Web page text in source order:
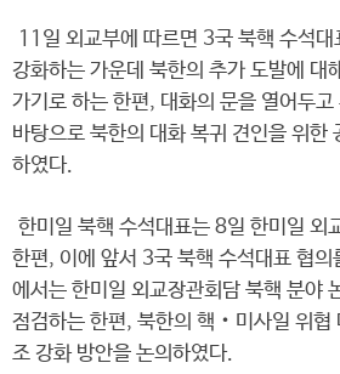
11일 외교부에 따르면 3국 북핵 수석
강화하는 가운데 북한의 추가 도발에 대
가기로 하는 한편, 대화의 문을 열어두
바탕으로 북한의 대화 복귀 견인을 위한
하였다.
한미일 북핵 수석대표는 8일 한미일 외
한편, 이에 앞서 3국 북핵 수석대표 협의
에서는 한미일 외교장관회담 북핵 분야
점검하는 한편, 북한의 핵‧미사일 위협
조 강화 방안을 논의하였다.